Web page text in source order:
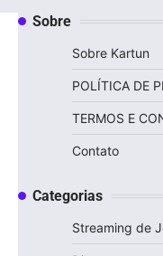
Sobre
Sobre Kartun
POLÍTICA DE
TERMOS E
Contato
Categorias
Streaming de